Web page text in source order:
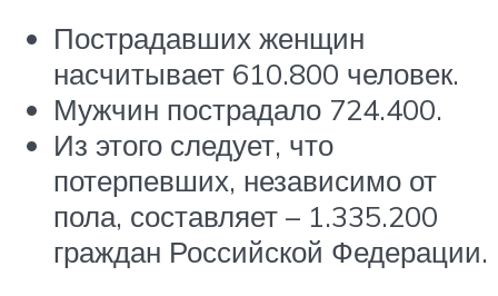
Пострадавших женщин
насчитывает 610.800 человек.
Мужчин пострадало 724.400.
Из этого следует, что
потерпевших, независимо от
пола, составляет – 1.335.200
граждан Российской Федерации.